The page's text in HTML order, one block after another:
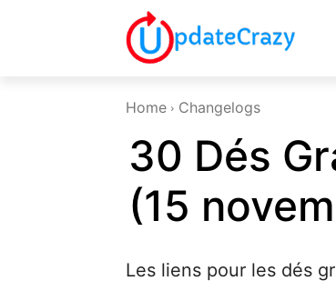
Home Changelogs
30 Dés
(15
Les liens pour les dés